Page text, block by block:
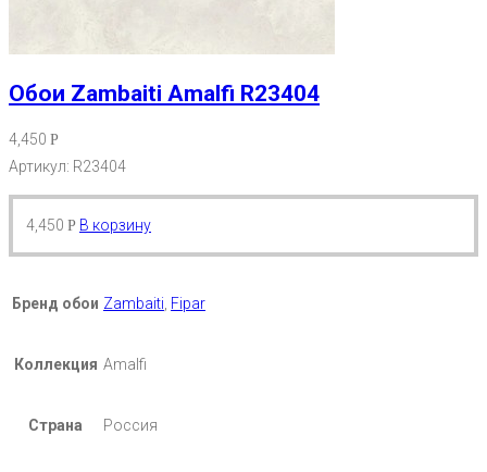
Обои Zambaiti Amalfi R23404
4,450 Р
Артикул: R23404
4,450 Р В корзину
Бренд обои Zambaiti Fipar
Коллекция Amalfi
Страна Россия